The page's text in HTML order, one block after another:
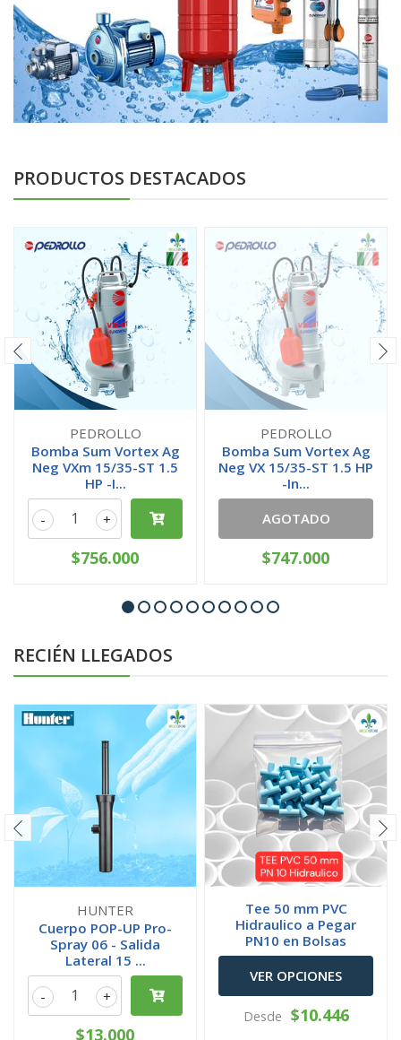
PRODUCTOS DESTACADOS
PEDROLLO
Bomba Sum Vortex Ag
Neg VXm 15/35-ST 1.5
HP -I...
+
-
$756.000
PEDROLLO
Bomba Sum Vortex Ag
Neg VX 15/35-ST 1.5 HP
-In...
AGOTADO
$747.000
RECIÉN LLEGADOS
HUNTER
Cuerpo POP-UP Pro-
Spray 06 - Salida
Lateral 15 ...
+
-
$13.000
Tee 50 mm PVC
Hidraulico a Pegar
PN10 en Bolsas
VER OPCIONES
Desde $10.446